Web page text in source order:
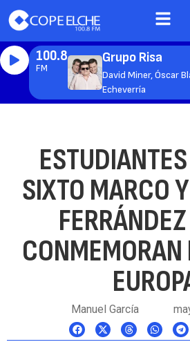
100.8
FM
Grupo Risa
David Miner, Óscar
Echeverría
SIXTO MARCO
CONMEMORAN
Manuel García